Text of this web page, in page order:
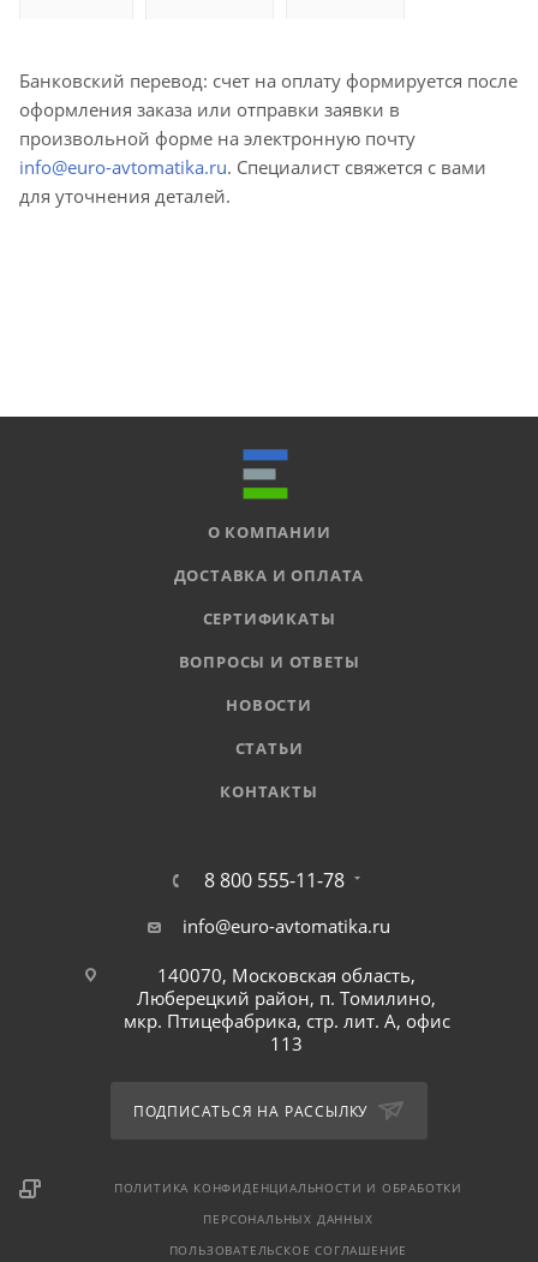
Банковский перевод: счет на оплату формируется после
оформления заказа или отправки заявки в
произвольной форме на электронную почту
info@euro-avtomatika.ru. Специалист свяжется с вами
для уточнения деталей.
О КОМПАНИИ
ДОСТАВКА И ОПЛАТА
СЕРТИФИКАТЫ
ВОПРОСЫ И ОТВЕТЫ
НОВОСТИ
СТАТЬИ
КОНТАКТЫ
8 800 555-11-78
info@euro-avtomatika.ru
140070, Московская область,
Люберецкий район, п. Томилино,
мкр. Птицефабрика, стр. лит. А, офис
113
ПОДПИСАТЬСЯ НА РАССЫЛКУ
ПОЛИТИКА КОНФИДЕНЦИАЛЬНОСТИ И ОБРАБОТКИ
ПЕРСОНАЛЬНЫХ ДАННЫХ
ПОЛЬЗОВАТЕЛЬСКОЕ СОГЛАШЕНИЕ